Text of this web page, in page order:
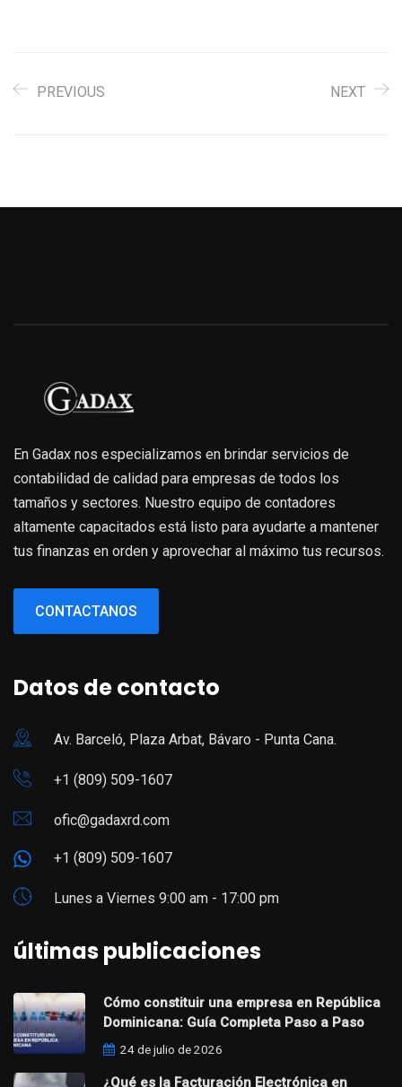
PREVIOUS NEXT
En Gadax nos especializamos en brindar servicios de
contabilidad de calidad para empresas de todos los
tamaños y sectores. Nuestro equipo de contadores
altamente capacitados está listo para ayudarte a mantener
tus finanzas en orden y aprovechar al máximo tus recursos.
CONTACTANOS
Datos de contacto
Av. Barceló, Plaza Arbat, Bávaro - Punta Cana.
+1 (809) 509-1607
ofic@gadaxrd.com
+1 (809) 509-1607
Lunes a Viernes 9:00 am - 17:00 pm
últimas publicaciones
Cómo constituir una empresa en República
Dominicana: Guía Completa Paso a Paso
24 de julio de 2026
¿Qué es la Facturación Electrónica en